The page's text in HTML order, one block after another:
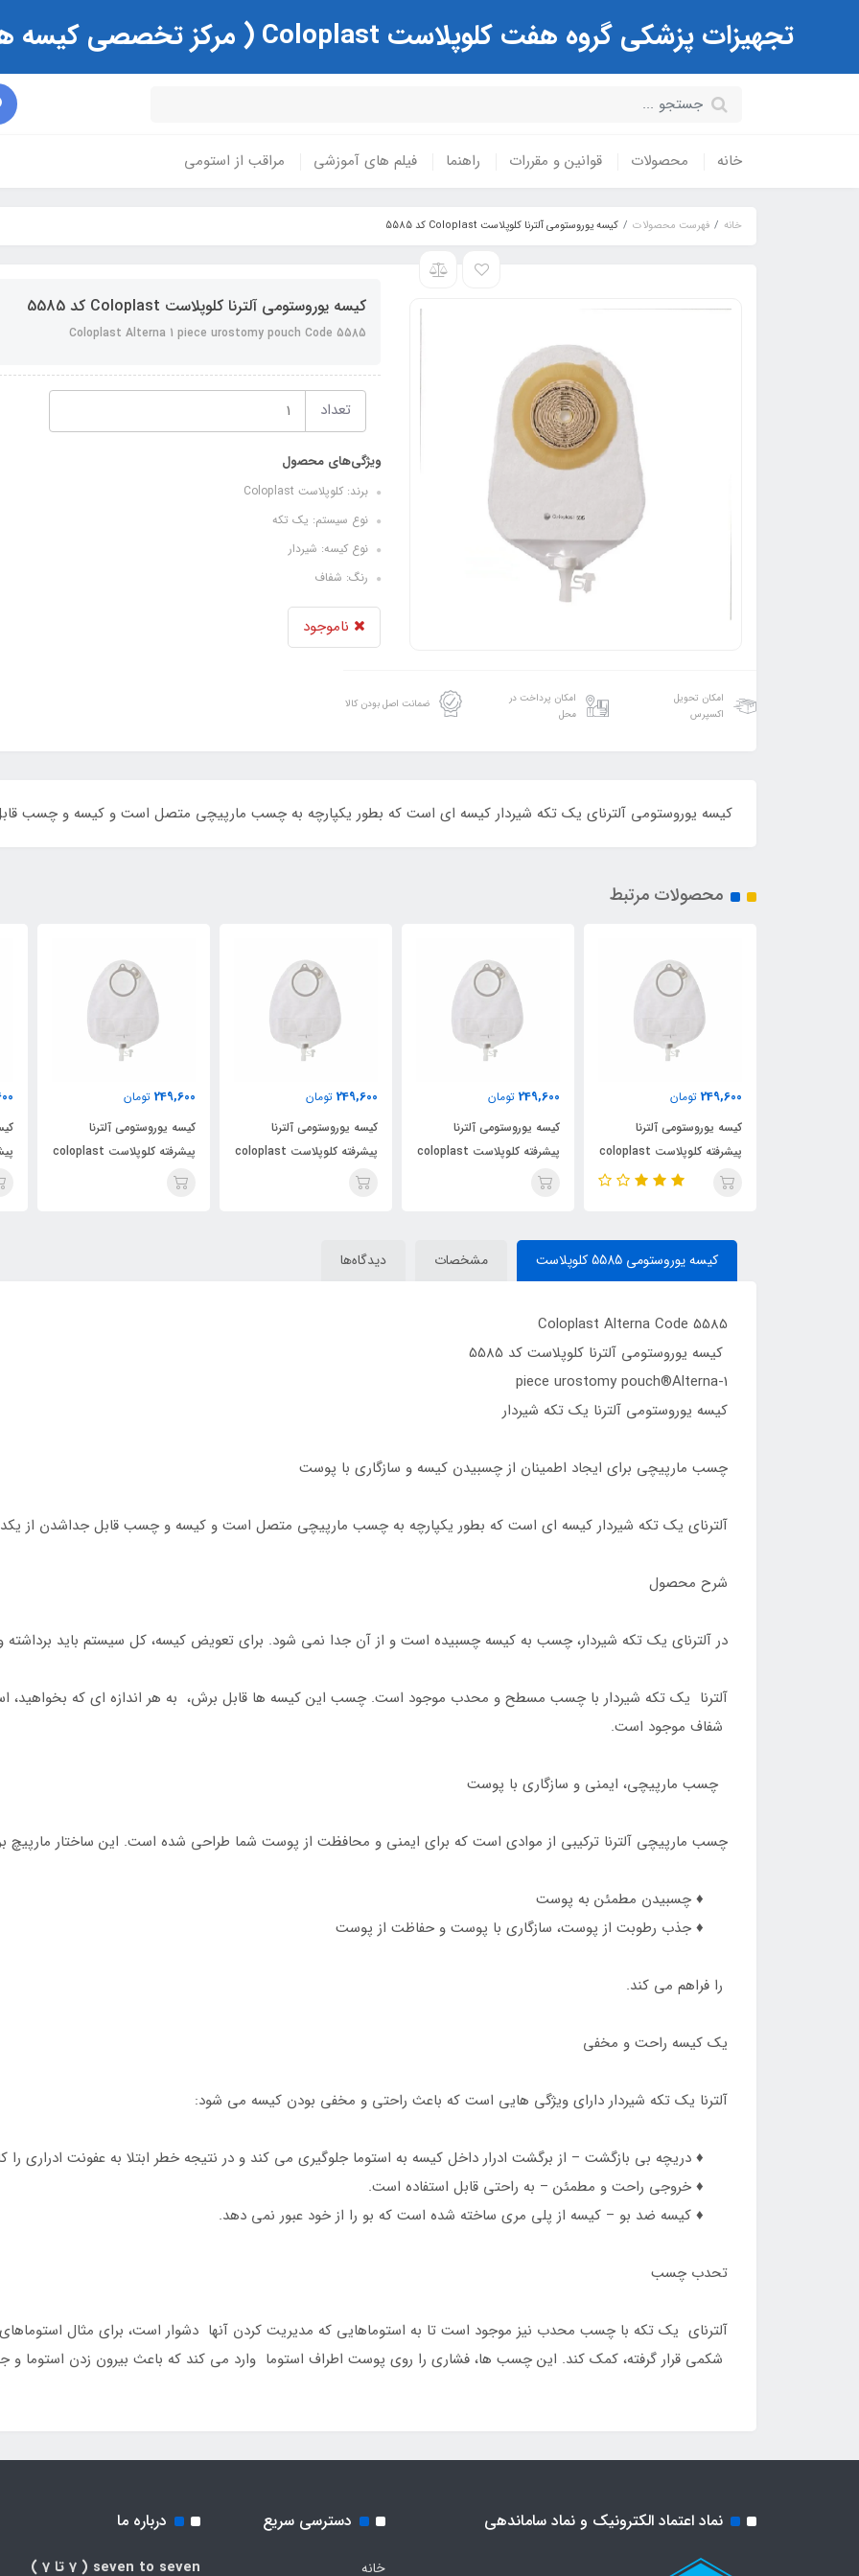
تجهیزات پزشکی گروه هفت کلوپلاست Coloplast ( مرکز تخصصی کیسه های استومی و زخم )
خانه محصولات قوانین و مقررات راهنما فیلم های آموزشی مراقب از استومی
خانه فهرست محصولات کیسه یوروستومی آلترنا کلوپلاست Coloplast کد 5585
کیسه یوروستومی آلترنا کلوپلاست Coloplast کد 5585
Coloplast Alterna 1 piece urostomy pouch Code 5585
تعداد
ویژگی‌های محصول
برند: کلوپلاست Coloplast
نوع سیستم: یک تکه
نوع کیسه: شیردار
رنگ: شفاف
ناموجود
امکان تحویل
اکسپرس
امکان پرداخت در
محل
ضمانت اصل بودن کالا
کیسه یوروستومی آلترنای یک تکه شیردار کیسه ای است که بطور یکپارچه به چسب مارپیچی متصل است و کیسه و چسب
محصولات مرتبط
249,600 تومان
کیسه یوروستومی آلترنا
پیشرفته کلوپلاست coloplast
کد 14229
249,600 تومان
کیسه یوروستومی آلترنا
پیشرفته کلوپلاست coloplast
کد 14229
249,600 تومان
کیسه یوروستومی آلترنا
پیشرفته کلوپلاست coloplast
کد 14229
249,600 تومان
کیسه یوروستومی آلترنا
پیشرفته کلوپلاست coloplast
کد 14229
کد
کیسه یوروستومی 5585 کلوپلاست مشخصات دیدگاه‌ها
Coloplast Alterna Code 5585
کیسه یوروستومی آلترنا کلوپلاست کد 5585
1-piece urostomy pouch®Alterna
کیسه یوروستومی آلترنا یک تکه شیردار
چسب مارپیچی برای ایجاد اطمینان از چسبیدن کیسه و سازگاری با پوست
آلترنای یک تکه شیردار کیسه ای است که بطور یکپارچه به چسب مارپیچی متصل است و کیسه و چسب قابل جداشدن از
شرح محصول
در آلترنای یک تکه شیردار، چسب به کیسه چسبیده است و از آن جدا نمی شود. برای تعویض کیسه، کل سیستم باید برداشته
آلترنا یک تکه شیردار با چسب مسطح و محدب موجود است. چسب این کیسه ها قابل برش، به هر اندازه ای که بخواهید،
شفاف موجود است.
چسب مارپیچی، ایمنی و سازگاری با پوست
چسب مارپیچی آلترنا ترکیبی از موادی است که برای ایمنی و محافظت از پوست شما طراحی شده است. این ساختار مارپیچ
♦️ چسبیدن مطمئن به پوست
♦️ جذب رطوبت از پوست، سازگاری با پوست و حفاظت از پوست
را فراهم می کند.
یک کیسه راحت و مخفی
آلترنا یک تکه شیردار دارای ویژگی هایی است که باعث راحتی و مخفی بودن کیسه می شود:
♦️ دریچه بی بازگشت – از برگشت ادرار داخل کیسه به استوما جلوگیری می کند و در نتیجه خطر ابتلا به عفونت ادراری
♦️ خروجی راحت و مطمئن – به راحتی قابل استفاده است.
♦️ کیسه ضد بو – کیسه از پلی مری ساخته شده است که بو را از خود عبور نمی دهد.
تحدب چسب
آلترنای یک تکه با چسب محدب نیز موجود است تا به استوماهایی که مدیریت کردن آنها دشوار است، برای مثال
شکمی قرار گرفته، کمک کند. این چسب ها، فشاری را روی پوست اطراف استوما وارد می کند که باعث بیرون زدن استوما
نماد اعتماد الکترونیک و نماد ساماندهی دسترسی سریع
خانه
درباره ما
seven to seven ( 7 تا 7 )